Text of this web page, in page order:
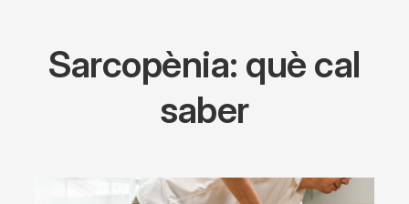
Sarcopènia: què cal
saber